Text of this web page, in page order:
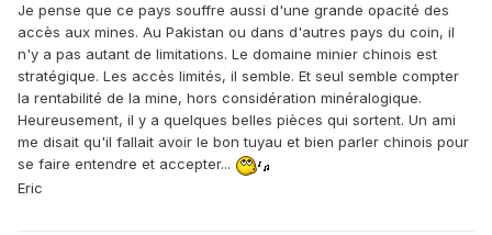
Je pense que ce pays souffre aussi d'une grande opacité des
accès aux mines. Au Pakistan ou dans d'autres pays du coin, il
n'y a pas autant de limitations. Le domaine minier chinois est
stratégique. Les accès limités, il semble. Et seul semble compter
la rentabilité de la mine, hors considération minéralogique.
Heureusement, il y a quelques belles pièces qui sortent. Un ami
me disait qu'il fallait avoir le bon tuyau et bien parler chinois pour
se faire entendre et accepter...
Eric